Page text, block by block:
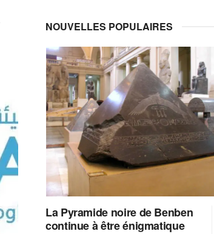
NOUVELLES POPULAIRES
La Pyramide noire de Benben
continue à être énigmatique